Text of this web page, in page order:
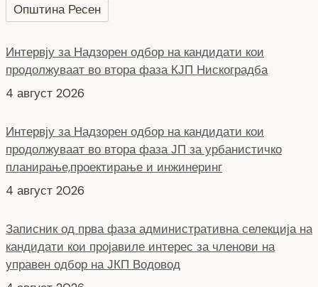
Општина Ресен
продолжуваат во втора фаза КЈП Нискоградба
продолжуваат во втора фаза ЈП за урбанистичко
планирање,проектирање и инжинеринг
кандидати кои пројавиле интерес за членови на
управен одбор на ЈКП Водовод